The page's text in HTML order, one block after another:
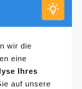
wir die
eine
Ihres
auf unsere